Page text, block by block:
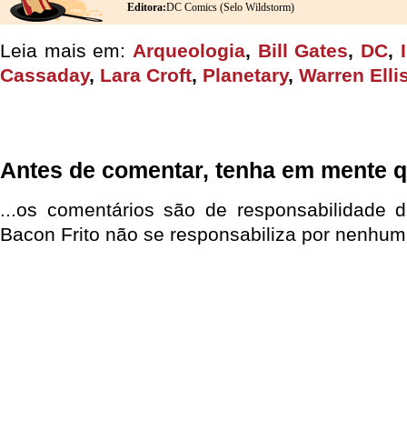
Editora:DC Comics (Selo Wildstorm)
Leia mais em: Arqueologia, Bill Gates, DC,
Cassaday, Lara Croft, Planetary, Warren
Antes de comentar, tenha em mente
...os comentários são de responsabilidade
Bacon Frito não se responsabiliza por